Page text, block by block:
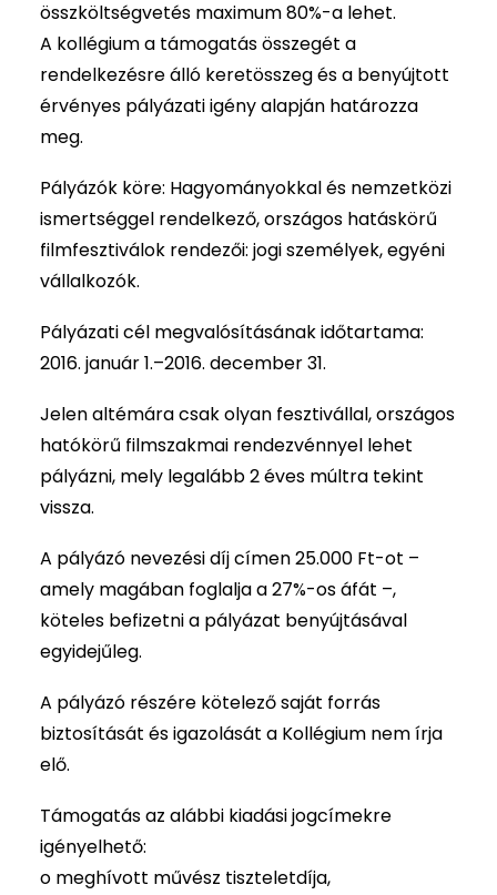
összköltségvetés maximum 80%-a lehet.
A kollégium a támogatás összegét a
rendelkezésre álló keretösszeg és a benyújtott
érvényes pályázati igény alapján határozza
meg.
Pályázók köre: Hagyományokkal és nemzetközi
ismertséggel rendelkező, országos hatáskörű
filmfesztiválok rendezői: jogi személyek, egyéni
vállalkozók.
Pályázati cél megvalósításának időtartama:
2016. január 1.–2016. december 31.
Jelen altémára csak olyan fesztivállal, országos
hatókörű filmszakmai rendezvénnyel lehet
pályázni, mely legalább 2 éves múltra tekint
vissza.
A pályázó nevezési díj címen 25.000 Ft-ot –
amely magában foglalja a 27%-os áfát –,
köteles befizetni a pályázat benyújtásával
egyidejűleg.
A pályázó részére kötelező saját forrás
biztosítását és igazolását a Kollégium nem írja
elő.
Támogatás az alábbi kiadási jogcímekre
igényelhető:
o meghívott művész tiszteletdíja,